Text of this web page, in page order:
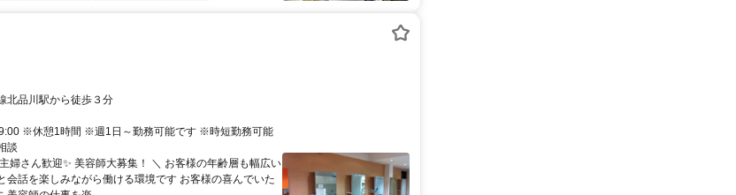
北品川駅から徒歩３分
※休憩1時間 ※週1日～勤務可能です ※時短勤務可能
談
婦さん歓迎✨ 美容師大募集！ ＼ お客様の年齢層も幅広い
会話を楽しみながら働ける環境です お客様の喜んでいた